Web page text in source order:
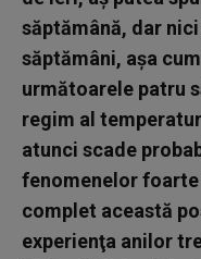
săptămână, dar
săptămâni, aşa
următoarele patru
regim al
atunci scade
fenomenelor foarte
complet această
experienţa anilor